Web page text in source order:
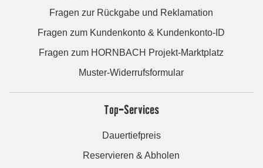
Fragen zur Rückgabe und Reklamation
Fragen zum Kundenkonto & Kundenkonto-ID
Fragen zum HORNBACH Projekt-Marktplatz
Muster-Widerrufsformular
Top-Services
Dauertiefpreis
Reservieren & Abholen